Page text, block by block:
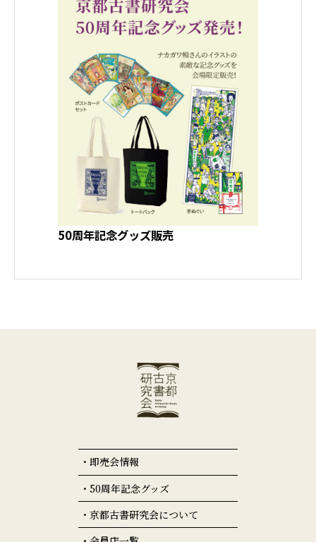
50周年記念グッズ販売
即売会情報
50周年記念グッズ
京都古書研究会について